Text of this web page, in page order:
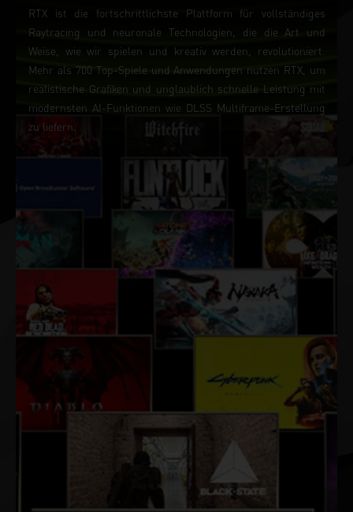
RTX ist die fortschrittlichste Plattform für vollständiges
Raytracing und neuronale Technologien, die die Art und
Weise, wie wir spielen und kreativ werden, revolutioniert.
Mehr als 700 Top-Spiele und Anwendungen nutzen RTX, um
realistische Grafiken und unglaublich schnelle Leistung mit
modernsten AI-Funktionen wie DLSS Multiframe-Erstellung
zu liefern.